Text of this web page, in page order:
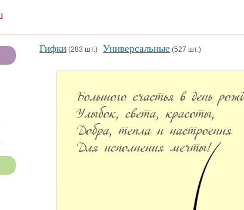
Гифки (283 шт.) Универсальные (527 шт.)